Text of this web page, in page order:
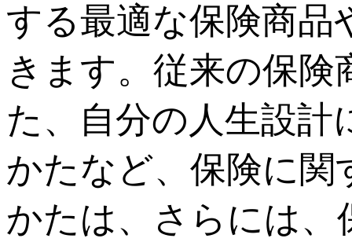
する最適な保険商
きます。従来の保
た、自分の人生設計
かたなど、保険に
かたは、さらには